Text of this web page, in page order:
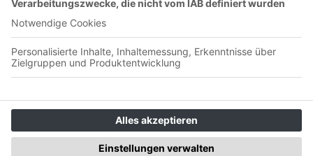
Olympia-Verlag GmbH
Badstraße 4-6
90402 Nürnberg
Unterstütze uns <3
👉 Podcast einreichen👉 Selber einen Podcast starten👉 Supporter